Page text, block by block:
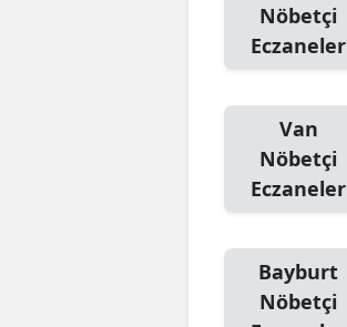
Nöbetçi
Eczaneler
Van
Nöbetçi
Eczaneler
Bayburt
Nöbetçi